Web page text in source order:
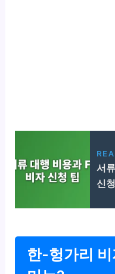
서
신
한-헝가리